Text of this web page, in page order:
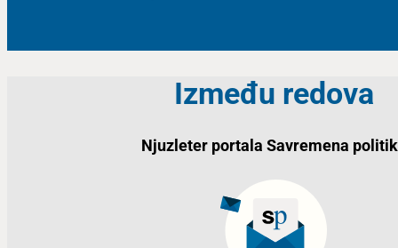
Između redova
Njuzleter portala Savremena